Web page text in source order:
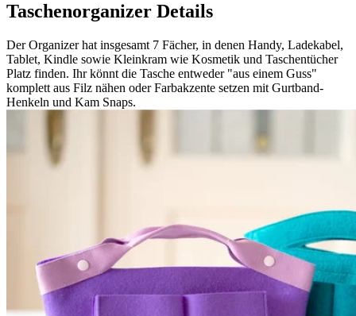
Taschenorganizer Details
Der Organizer hat insgesamt 7 Fächer, in denen Handy, Ladekabel,
Tablet, Kindle sowie Kleinkram wie Kosmetik und Taschentücher
Platz finden. Ihr könnt die Tasche entweder "aus einem Guss"
komplett aus Filz nähen oder Farbakzente setzen mit Gurtband-
Henkeln und Kam Snaps.